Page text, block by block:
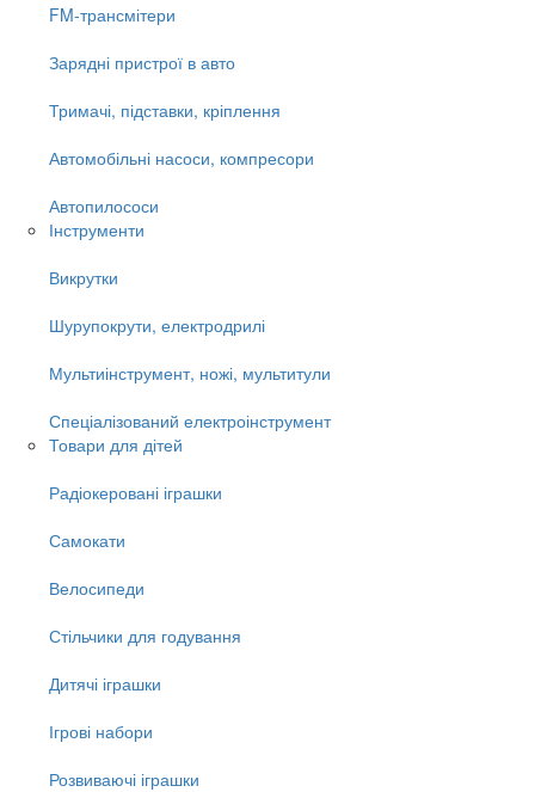
FM-трансмітери
Зарядні пристрої в авто
Тримачі, підставки, кріплення
Автомобільні насоси, компресори
Автопилососи
Інструменти
Викрутки
Шурупокрути, електродрилі
Мультиінструмент, ножі, мультитули
Спеціалізований електроінструмент
Товари для дітей
Радіокеровані іграшки
Самокати
Велосипеди
Стільчики для годування
Дитячі іграшки
Ігрові набори
Розвиваючі іграшки